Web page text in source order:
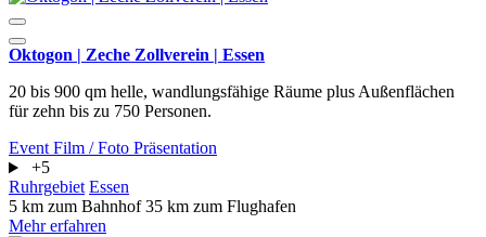
Oktogon | Zeche Zollverein | Essen
20 bis 900 qm helle, wandlungsfähige Räume plus Außenflächen
für zehn bis zu 750 Personen.
Event Film / Foto Präsentation
+5
Ruhrgebiet Essen
5 km zum Bahnhof35 km zum Flughafen
Mehr erfahren